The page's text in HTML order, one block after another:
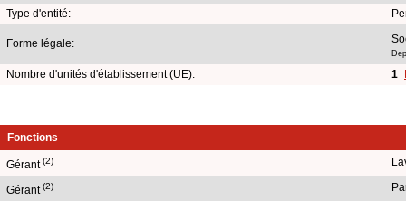
Type d'entité:
Forme légale:
Nombre d'unités d'établissement (UE): 1
Fonctions
Gérant(2)
Gérant(2)